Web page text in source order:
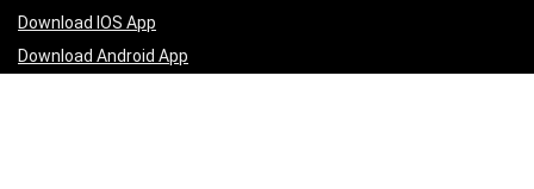
Download IOS App
Download Android App